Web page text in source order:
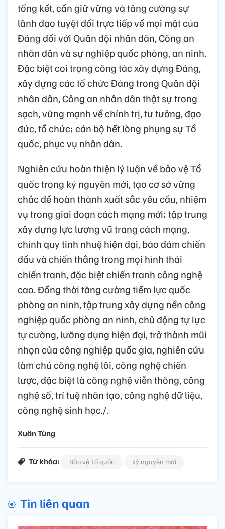
tổng kết, cần giữ vững và tăng cường sự
lãnh đạo tuyệt đối trực tiếp về mọi mặt của
Đảng đối với Quân đội nhân dân, Công an
nhân dân và sự nghiệp quốc phòng, an ninh.
Đặc biệt coi trọng công tác xây dựng Đảng,
xây dựng các tổ chức Đảng trong Quân đội
nhân dân, Công an nhân dân thật sự trong
sạch, vững mạnh về chính trị, tư tưởng, đạo
đức, tổ chức; cán bộ hết lòng phụng sự Tổ
quốc, phục vụ nhân dân.
Nghiên cứu hoàn thiện lý luận về bảo vệ Tổ
quốc trong kỷ nguyên mới, tạo cơ sở vững
chắc để hoàn thành xuất sắc yêu cầu, nhiệm
vụ trong giai đoạn cách mạng mới; tập trung
xây dựng lực lượng vũ trang cách mạng,
chính quy tinh nhuệ hiện đại, bảo đảm chiến
đấu và chiến thắng trong mọi hình thái
chiến tranh, đặc biệt chiến tranh công nghệ
cao. Đồng thời tăng cường tiềm lực quốc
phòng an ninh, tập trung xây dựng nền công
nghiệp quốc phòng an ninh, chủ động tự lực
tự cường, lưỡng dụng hiện đại, trở thành mũi
nhọn của công nghiệp quốc gia, nghiên cứu
làm chủ công nghệ lõi, công nghệ chiến
lược, đặc biệt là công nghệ viễn thông, công
nghệ số, trí tuệ nhân tạo, công nghệ dữ liệu,
công nghệ sinh học./.
Xuân Tùng
Từ khóa: Bảo vệ Tổ quốc kỷ nguyên mới
Tin liên quan